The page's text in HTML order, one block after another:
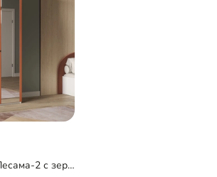
Распашной шкаф Лесама-2 с зеркалом